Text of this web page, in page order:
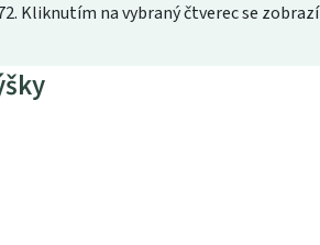
Kliknutím na vybraný čtverec se zobrazí